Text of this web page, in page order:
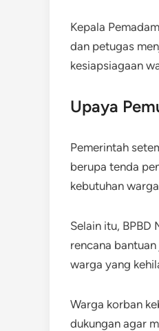
Kepala
dan petugas
kesiapsiagaan
Upaya
Pemerintah
berupa tenda
kebutuhan
Selain itu, BPBD
rencana
warga yang
Warga korban
dukungan agar